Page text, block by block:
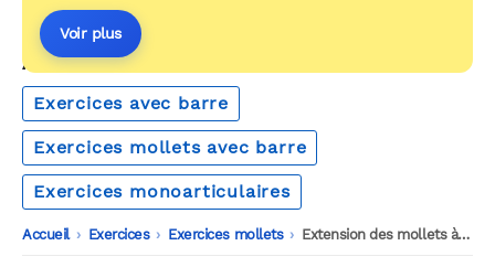
Voir plus
AUTOUR DU MÊME THÈME
Exercices avec barre
Exercices mollets avec barre
Exercices monoarticulaires
Accueil -
Exercices -
Exercices mollets -
Extension des mollets à la barre debout